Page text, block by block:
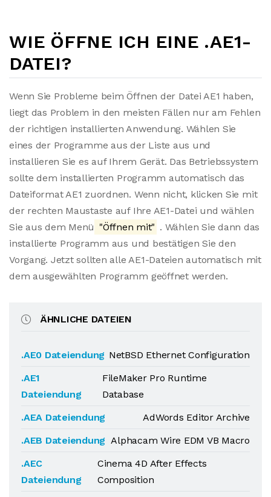
WIE ÖFFNE ICH EINE .AE1-
DATEI?
Wenn Sie Probleme beim Öffnen der Datei AE1 haben,
liegt das Problem in den meisten Fällen nur am Fehlen
der richtigen installierten Anwendung. Wählen Sie
eines der Programme aus der Liste aus und
installieren Sie es auf Ihrem Gerät. Das Betriebssystem
sollte dem installierten Programm automatisch das
Dateiformat AE1 zuordnen. Wenn nicht, klicken Sie mit
der rechten Maustaste auf Ihre AE1-Datei und wählen
Sie aus dem Menü "Öffnen mit" . Wählen Sie dann das
installierte Programm aus und bestätigen Sie den
Vorgang. Jetzt sollten alle AE1-Dateien automatisch mit
dem ausgewählten Programm geöffnet werden.
ÄHNLICHE DATEIEN
.AE0 Dateiendung NetBSD Ethernet Configuration
.AE1
Dateiendung
FileMaker Pro Runtime
Database
.AEA Dateiendung
AdWords Editor Archive
.AEB Dateiendung Alphacam Wire EDM VB Macro
.AEC
Dateiendung
Cinema 4D After Effects
Composition